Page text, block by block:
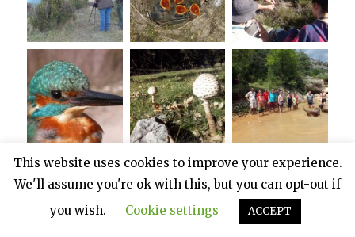
This website uses cookies to improve your experience.
We'll assume you're ok with this, but you can opt-out if
you wish.
Cookie settings ACCEPT